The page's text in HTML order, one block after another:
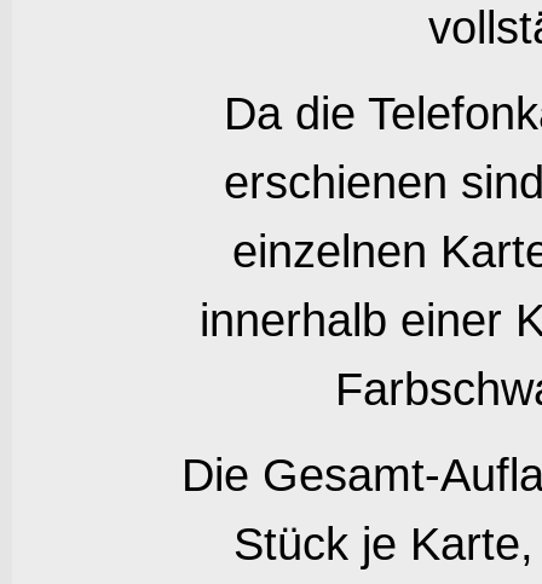
Da die
erschienen
einzelnen
innerhalb einer
Die Gesamt-
Stück je